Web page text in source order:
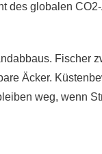
des globalen
Fischer
Äcker.
weg, wenn